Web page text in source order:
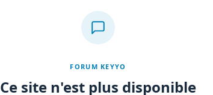
FORUM KEYYO
Ce site n'est plus disponible